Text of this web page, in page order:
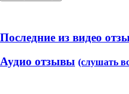
Последние из видео
Аудио отзывы (слушать